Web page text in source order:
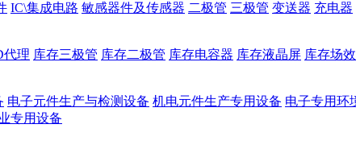
IC\集成电路 敏感器件及传感器 二极管 三极管 变送器 充电器
代理 库存三极管 库存二极管 库存电容器 库存液晶屏 库存场
电子元件生产与检测设备 机电元件生产专用设备 电子专用环
专用设备